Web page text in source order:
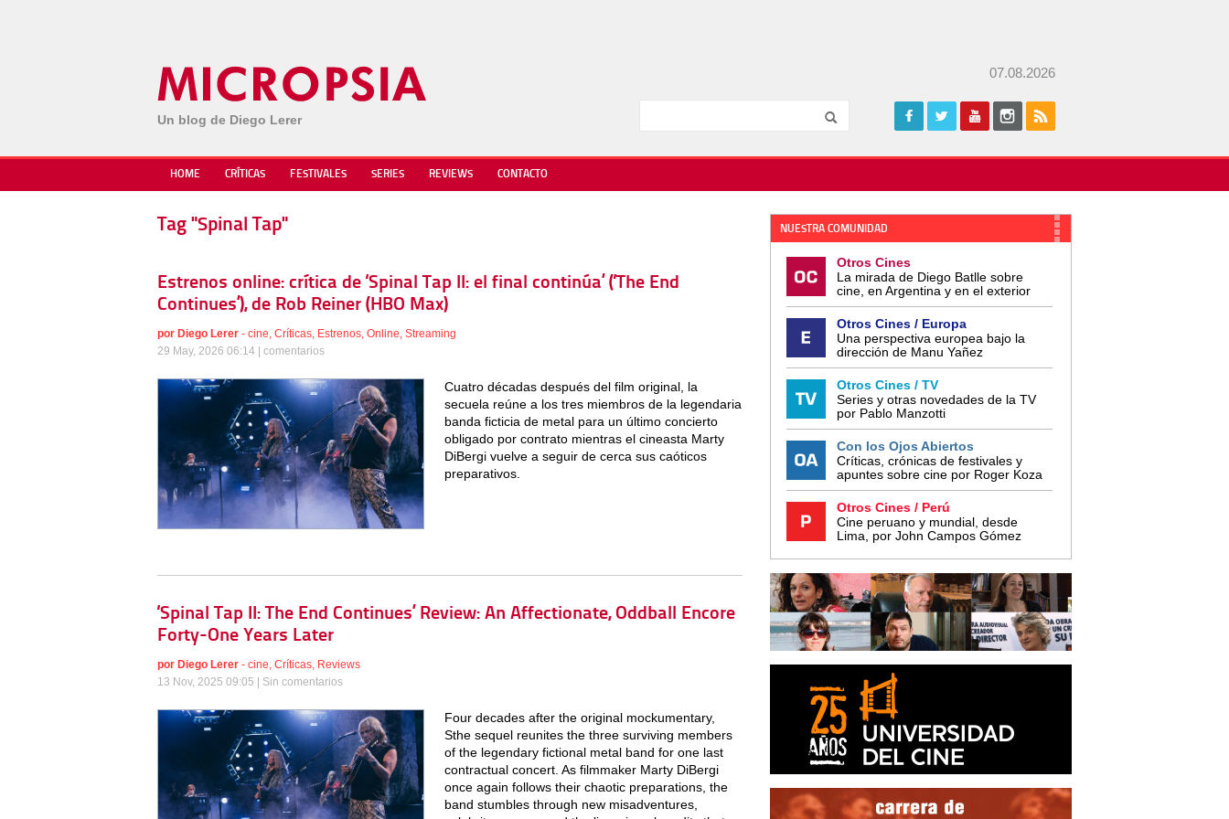
Un blog de Diego Lerer
07.08.2026
HOME CRÍTICAS FESTIVALES SERIES REVIEWS CONTACTO
Tag "Spinal Tap"
Estrenos online: crítica de ‘Spinal Tap II: el final continúa’ (‘The End
Continues’), de Rob Reiner (HBO Max)
por Diego Lerer - cine, Críticas, Estrenos, Online, Streaming
29 May, 2026 06:14 | comentarios
Cuatro décadas después del film original, la
secuela reúne a los tres miembros de la legendaria
banda ficticia de metal para un último concierto
obligado por contrato mientras el cineasta Marty
DiBergi vuelve a seguir de cerca sus caóticos
preparativos.
‘Spinal Tap II: The End Continues’ Review: An Affectionate, Oddball Encore
Forty-One Years Later
por Diego Lerer - cine, Críticas, Reviews
13 Nov, 2025 09:05 | Sin comentarios
Four decades after the original mockumentary,
Sthe sequel reunites the three surviving members
of the legendary fictional metal band for one last
contractual concert. As filmmaker Marty DiBergi
once again follows their chaotic preparations, the
band stumbles through new misadventures,
NUESTRA COMUNIDAD
Otros Cines
La mirada de Diego Batlle sobre
cine, en Argentina y en el exterior
Otros Cines / Europa
Una perspectiva europea bajo la
dirección de Manu Yañez
Otros Cines / TV
Series y otras novedades de la TV
por Pablo Manzotti
Con los Ojos Abiertos
Críticas, crónicas de festivales y
apuntes sobre cine por Roger Koza
Otros Cines / Perú
Cine peruano y mundial, desde
Lima, por John Campos Gómez